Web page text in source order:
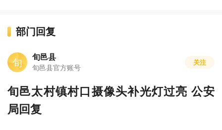
部门回复
旬 旬邑县
旬邑县官方账号
关注
旬邑太村镇村口摄像头补光灯过亮 公安
局回复